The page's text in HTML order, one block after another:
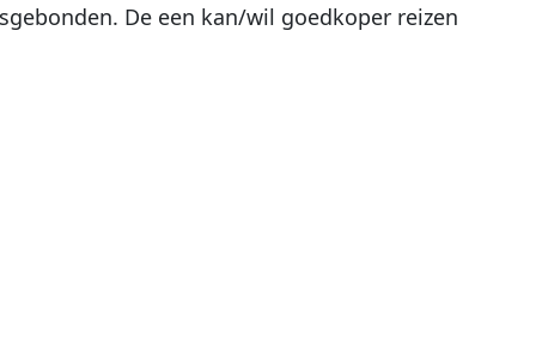
De een kan/wil goedkoper reizen